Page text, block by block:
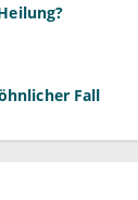
Fall